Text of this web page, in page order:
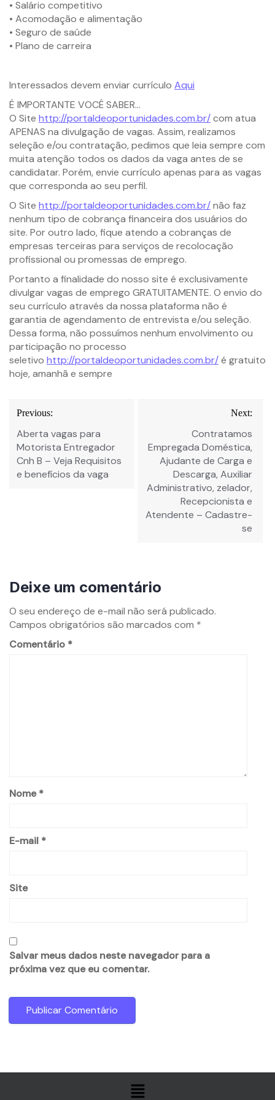
• Salário competitivo
• Acomodação e alimentação
• Seguro de saúde
• Plano de carreira
Interessados devem enviar currículo Aqui
É IMPORTANTE VOCÊ SABER…
O Site http://portaldeoportunidades.com.br/com atua
APENAS na divulgação de vagas. Assim, realizamos
seleção e/ou contratação, pedimos que leia sempre com
muita atenção todos os dados da vaga antes de se
candidatar. Porém, envie currículo apenas para as vagas
que corresponda ao seu perfil.
O Site http://portaldeoportunidades.com.br/não faz
nenhum tipo de cobrança financeira dos usuários do
site. Por outro lado, fique atendo a cobranças de
empresas terceiras para serviços de recolocação
profissional ou promessas de emprego.
Portanto a finalidade do nosso site é exclusivamente
divulgar vagas de emprego GRATUITAMENTE. O envio do
seu currículo através da nossa plataforma não é
garantia de agendamento de entrevista e/ou seleção.
Dessa forma, não possuímos nenhum envolvimento ou
participação no processo
seletivo http://portaldeoportunidades.com.br/é gratuito
hoje, amanhã e sempre
Previous:
Aberta vagas para
Motorista Entregador
Cnh B – Veja Requisitos
e benefícios da vaga
Next:
Contratamos
Empregada Doméstica,
Ajudante de Carga e
Descarga, Auxiliar
Administrativo, zelador,
Recepcionista e
Atendente – Cadastre-
se
Deixe um comentário
O seu endereço de e-mail não será publicado.
Campos obrigatórios são marcados com *
Comentário *
Nome*
E-mail *
Site
Salvar meus dados neste navegador para a
próxima vez que eu comentar.